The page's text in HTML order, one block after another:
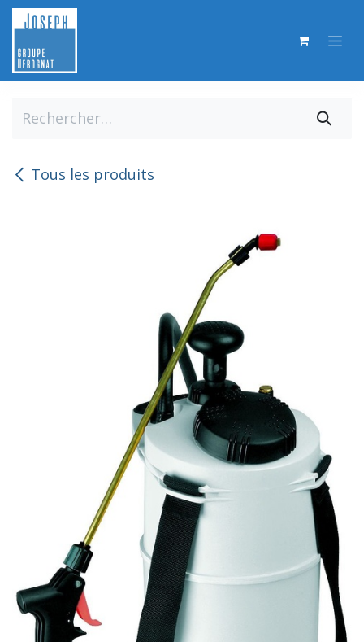
Se rendre au contenu
Tous les produits